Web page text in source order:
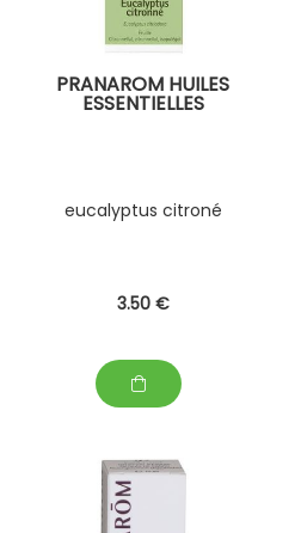
PRANAROM HUILES
ESSENTIELLES
eucalyptus citroné
3.50 €